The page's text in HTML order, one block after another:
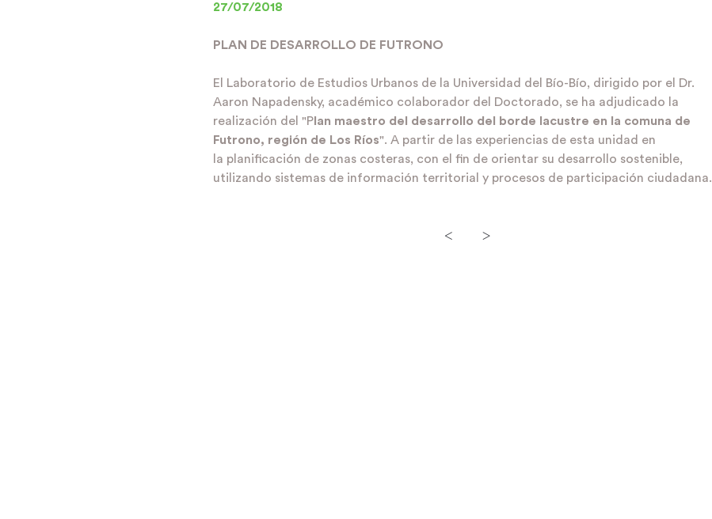
27/07/2018
PLAN DE DESARROLLO DE FUTRONO
El Laboratorio de Estudios Urbanos de la Universidad del Bío-Bío, dirigido por el Dr.
Aaron Napadensky, académico colaborador del Doctorado, se ha adjudicado la
realización del "Plan maestro del desarrollo del borde lacustre en la comuna de
Futrono, región de Los Ríos". A partir de las experiencias de esta unidad en
la planificación de zonas costeras, con el fin de orientar su desarrollo sostenible,
utilizando sistemas de información territorial y procesos de participación ciudadana.
< >